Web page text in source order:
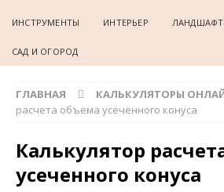
ИНСТРУМЕНТЫ ИНТЕРЬЕР
САД И ОГОРОД
ГЛАВНАЯ КАЛЬКУЛЯТОРЫ
расчета объема усеченного конуса
Калькулятор
усеченного конуса